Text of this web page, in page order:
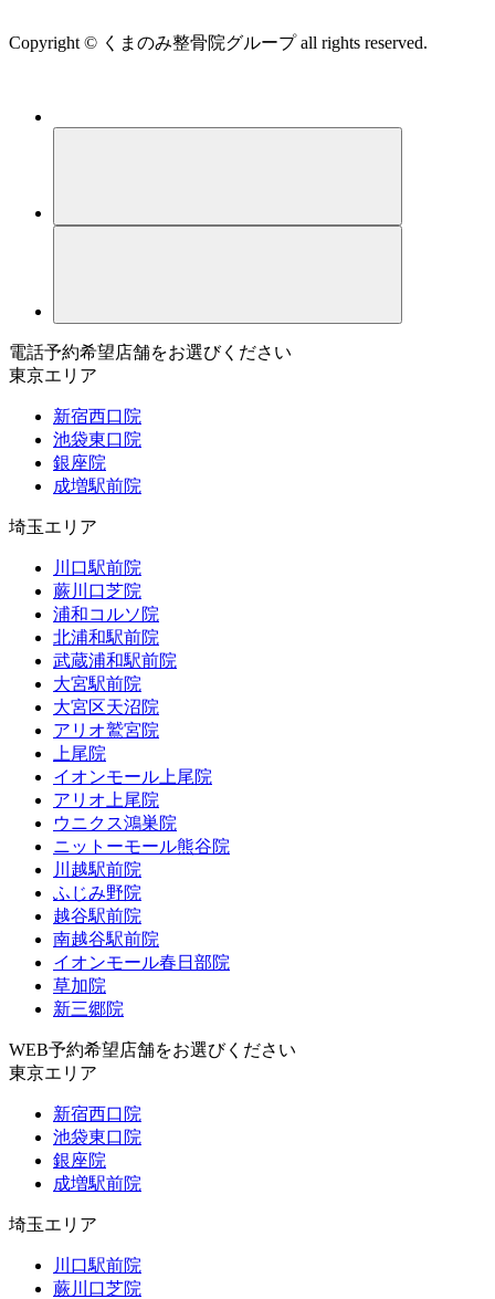
Copyright © くまのみ整骨院グループ all rights reserved.
電話予約希望店舗をお選びください
東京エリア
新宿西口院
池袋東口院
銀座院
成増駅前院
埼玉エリア
川口駅前院
蕨川口芝院
浦和コルソ院
北浦和駅前院
武蔵浦和駅前院
大宮駅前院
大宮区天沼院
アリオ鷲宮院
上尾院
イオンモール上尾院
アリオ上尾院
ウニクス鴻巣院
ニットーモール熊谷院
川越駅前院
ふじみ野院
越谷駅前院
南越谷駅前院
イオンモール春日部院
草加院
新三郷院
WEB予約希望店舗をお選びください
東京エリア
新宿西口院
池袋東口院
銀座院
成増駅前院
埼玉エリア
川口駅前院
蕨川口芝院